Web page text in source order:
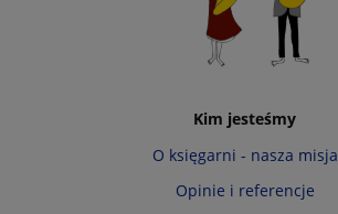
Kim jesteśmy
O księgarni - nasza misja
Opinie i referencje